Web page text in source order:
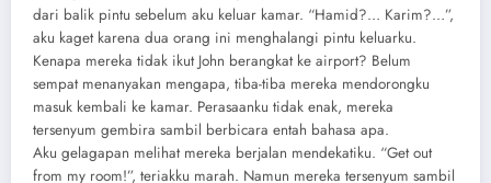
dari balik pintu sebelum aku keluar kamar. “Hamid?… Karim?…”,
aku kaget karena dua orang ini menghalangi pintu keluarku.
Kenapa mereka tidak ikut John berangkat ke airport? Belum
sempat menanyakan mengapa, tiba-tiba mereka mendorongku
masuk kembali ke kamar. Perasaanku tidak enak, mereka
tersenyum gembira sambil berbicara entah bahasa apa.
Aku gelagapan melihat mereka berjalan mendekatiku. “Get out
from my room!”, teriakku marah. Namun mereka tersenyum sambil